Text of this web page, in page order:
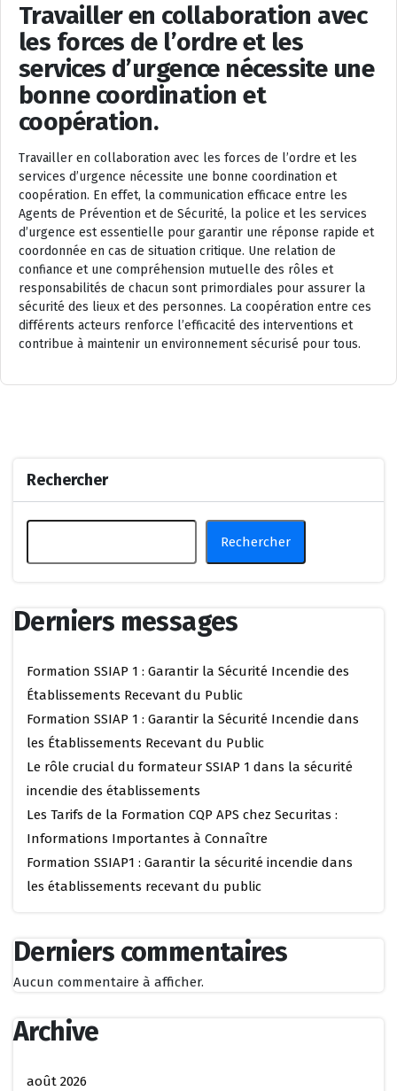
Travailler en collaboration avec
les forces de l’ordre et les
services d’urgence nécessite une
bonne coordination et
coopération.
Travailler en collaboration avec les forces de l’ordre et les
services d’urgence nécessite une bonne coordination et
coopération. En effet, la communication efficace entre les
Agents de Prévention et de Sécurité, la police et les services
d’urgence est essentielle pour garantir une réponse rapide et
coordonnée en cas de situation critique. Une relation de
confiance et une compréhension mutuelle des rôles et
responsabilités de chacun sont primordiales pour assurer la
sécurité des lieux et des personnes. La coopération entre ces
différents acteurs renforce l’efficacité des interventions et
contribue à maintenir un environnement sécurisé pour tous.
Rechercher
Rechercher
Derniers messages
Formation SSIAP 1 : Garantir la Sécurité Incendie des
Établissements Recevant du Public
Formation SSIAP 1 : Garantir la Sécurité Incendie dans
les Établissements Recevant du Public
Le rôle crucial du formateur SSIAP 1 dans la sécurité
incendie des établissements
Les Tarifs de la Formation CQP APS chez Securitas :
Informations Importantes à Connaître
Formation SSIAP1 : Garantir la sécurité incendie dans
les établissements recevant du public
Derniers commentaires
Aucun commentaire à afficher.
Archive
août 2026